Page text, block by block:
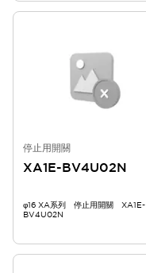
停止用開關
XA1E-BV4U02N
φ16 XA系列 停止用開關 XA1E-
BV4U02N